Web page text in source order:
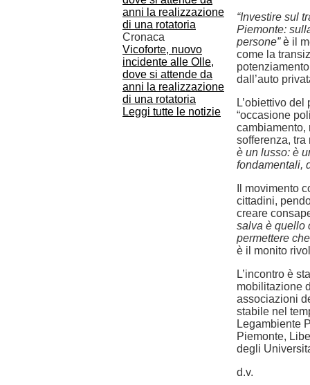
Cronaca
Vicoforte, nuovo
incidente alle Olle,
dove si attende da
anni la realizzazione
di una rotatoria
Leggi tutte le notizie
“Investire sul
Piemonte:
persone”è il
come la
dall’auto
L’obiettivo
“occasione
cambiamento,
sofferenza, tra
è un lusso: è
fondamentali,
Il movimento
cittadini,
creare
salva è quello
permettere
è il monito
L’incontro è
mobilitazione
associazioni
stabile nel
Legambiente
Piemonte,
degli
d.v.